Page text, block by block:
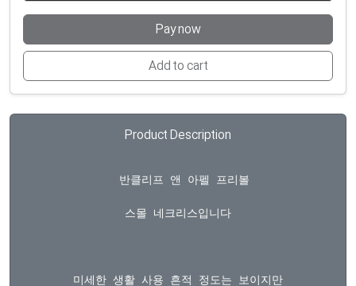
Pay now
Add to cart
Product Description
  반클리프 앤 아펠 프리볼
스몰 네크리스입니다
미세한 생활 사용 흔적 정도는 보이지만